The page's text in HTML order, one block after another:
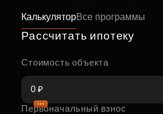
КалькуляторВсе программы
Рассчитать ипотеку
Стоимость объекта
Первоначальный взнос